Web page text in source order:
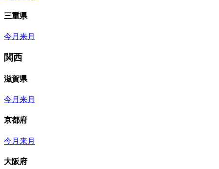
三重県
今月 来月
関西
滋賀県
今月 来月
京都府
今月 来月
大阪府